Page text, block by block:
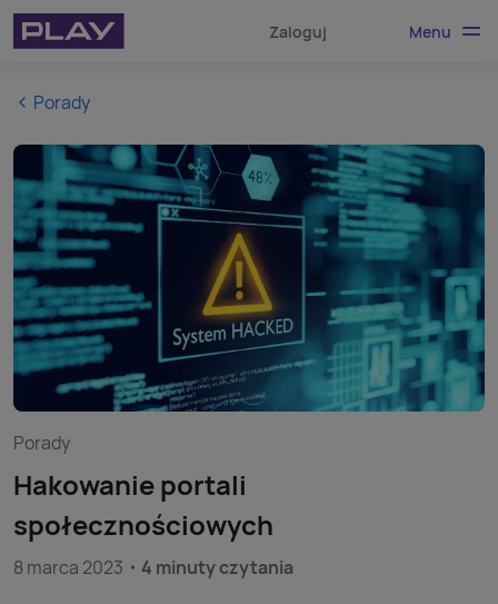
Zaloguj Menu
Porady
Porady
Hakowanie portali
społecznościowych
8 marca 2023 4 minuty czytania